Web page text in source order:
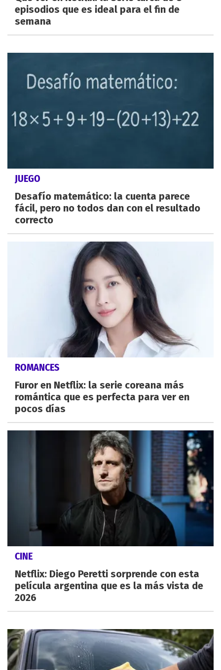
episodios que es ideal para el fin de
semana
JUEGO
Desafío matemático: la cuenta parece
fácil, pero no todos dan con el resultado
correcto
ROMANCES
Furor en Netflix: la serie coreana más
romántica que es perfecta para ver en
pocos días
CINE
Netflix: Diego Peretti sorprende con esta
película argentina que es la más vista de
2026